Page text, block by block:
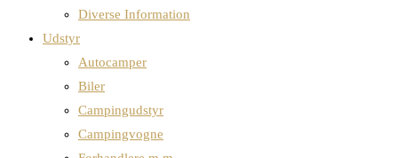
Diverse Information
Udstyr
Autocamper
Biler
Campingudstyr
Campingvogne